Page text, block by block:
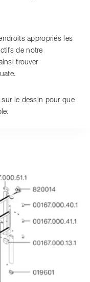
appropriés les
de notre
trouver
le dessin pour que